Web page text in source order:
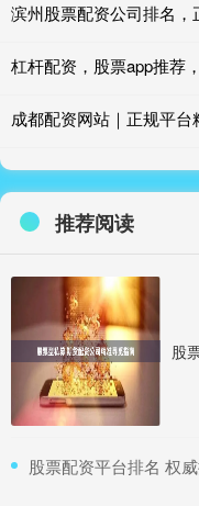
滨州股票配资公司排名，
杠杆配资，股票app推荐
成都配资网站｜正规平台
推荐阅读
股
股票配资平台排名 权